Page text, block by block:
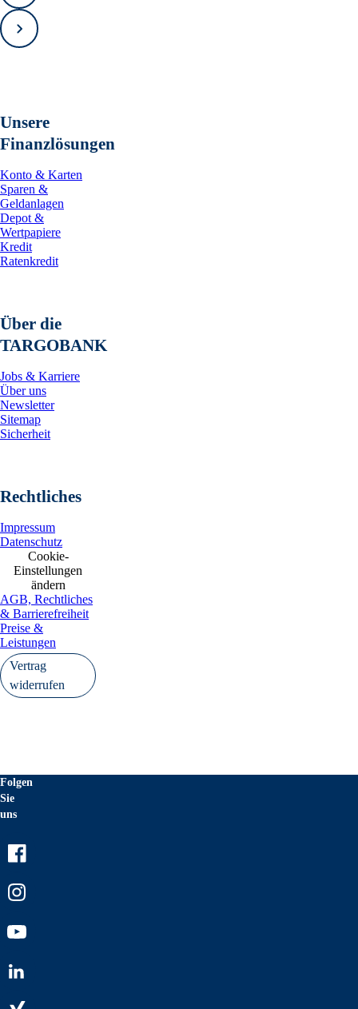
Zurück
Vorwärts
Unsere
Finanzlösungen
Konto & Karten
Sparen &
Geldanlagen
Depot &
Wertpapiere
Kredit
Ratenkredit
Über die
TARGOBANK
Jobs & Karriere
Über uns
Newsletter
Sitemap
Sicherheit
Rechtliches
Impressum
Datenschutz
Cookie-
Einstellungen
ändern
AGB, Rechtliches
& Barrierefreiheit
Preise &
Leistungen
Vertrag
widerrufen
Folgen
Sie
uns
Youtube